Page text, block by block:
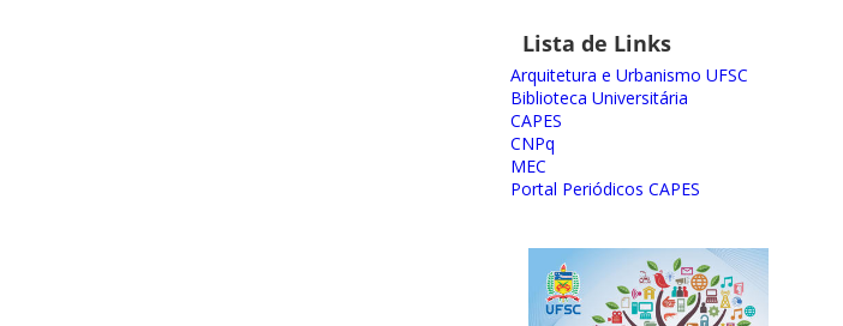
Lista de Links
Arquitetura e Urbanismo UFSC
Biblioteca Universitária
CAPES
CNPq
MEC
Portal Periódicos CAPES